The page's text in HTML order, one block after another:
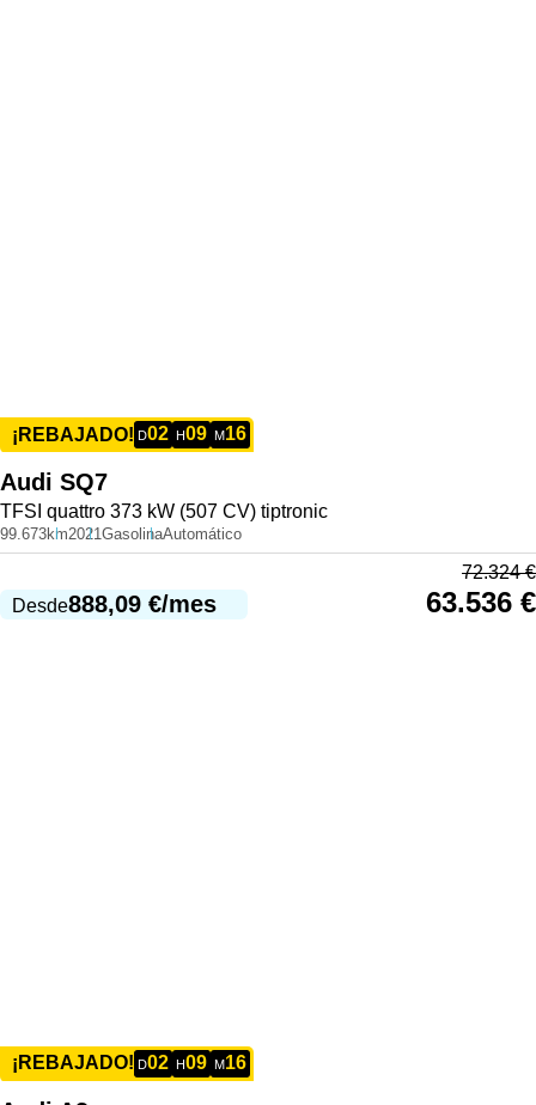
¡REBAJADO! D02 H09 M16
Audi SQ7
TFSI quattro 373 kW (507 CV) tiptronic
99.673km2021GasolinaAutomático
Desde888,09 €/mes
72.324€
63.536 €
¡REBAJADO! D02 H09 M16